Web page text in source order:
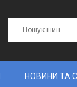
НОВИНИ ТА